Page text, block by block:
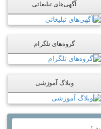
آگهی‌های تبلیغاتی
گروه‌های تلگرام
وبلاگ آموزشی